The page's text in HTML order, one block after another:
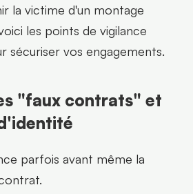
la victime d'un montage
les points de vigilance
sécuriser vos engagements.
"faux contrats" et
parfois avant même la